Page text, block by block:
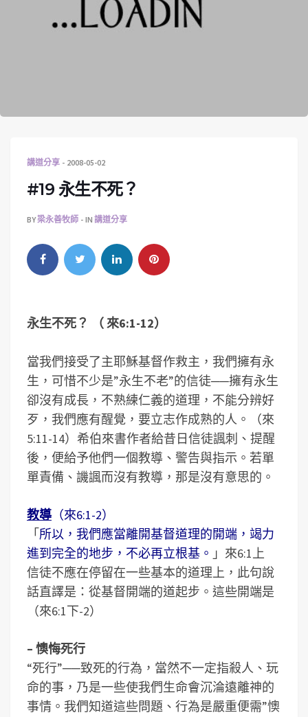
講道分享 2008-05-02
#19 永生不死？
BY梁永善牧師 IN 講道分享
永生不死？ （ 來6:1-12）
當我們接受了主耶穌基督作救主，我們擁有永
生，可惜不少是”永生不老”的信徒──擁有永生
卻沒有成長，不熟練仁義的道理，不能分辨好
歹，我們應有醒覺，要立志作成熟的人。（來
5:11-14）希伯來書作者給昔日信徒諷刺、提醒
後，便給予他們一個教導、警告與指示。若單
單責備、譏諷而沒有教導，那是沒有意思的。
教導 （來6:1-2）
「所以，我們應當離開基督道理的開端，竭力
進到完全的地步，不必再立根基。 」來6:1上
信徒不應在停留在一些基本的道理上，此句說
話直譯是：從基督開端的道起步。這些開端是
（來6:1下-2）
– 懊悔死行
“死行”──致死的行為，當然不一定指殺人、玩
命的事，乃是一些使我們生命會沉淪遠離神的
事情。我們知道這些問題、行為是嚴重便需”懊